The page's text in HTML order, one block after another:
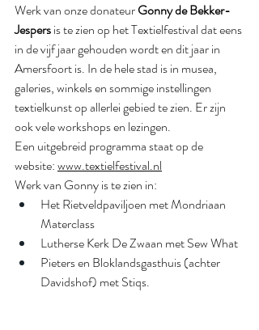
Werk van onze donateur Gonny de Bekker-
Jespers is te zien op het Textielfestival dat eens
in de vijf jaar gehouden wordt en dit jaar in
Amersfoort is. In de hele stad is in musea,
galeries, winkels en sommige instellingen
textielkunst op allerlei gebied te zien. Er zijn
ook vele workshops en lezingen.
Een uitgebreid programma staat op de
website: www.textielfestival.nl
Werk van Gonny is te zien in:
Het Rietveldpaviljoen met Mondriaan
Materclass
Lutherse Kerk De Zwaan met Sew What
Pieters en Bloklandsgasthuis (achter
Davidshof) met Stiqs.